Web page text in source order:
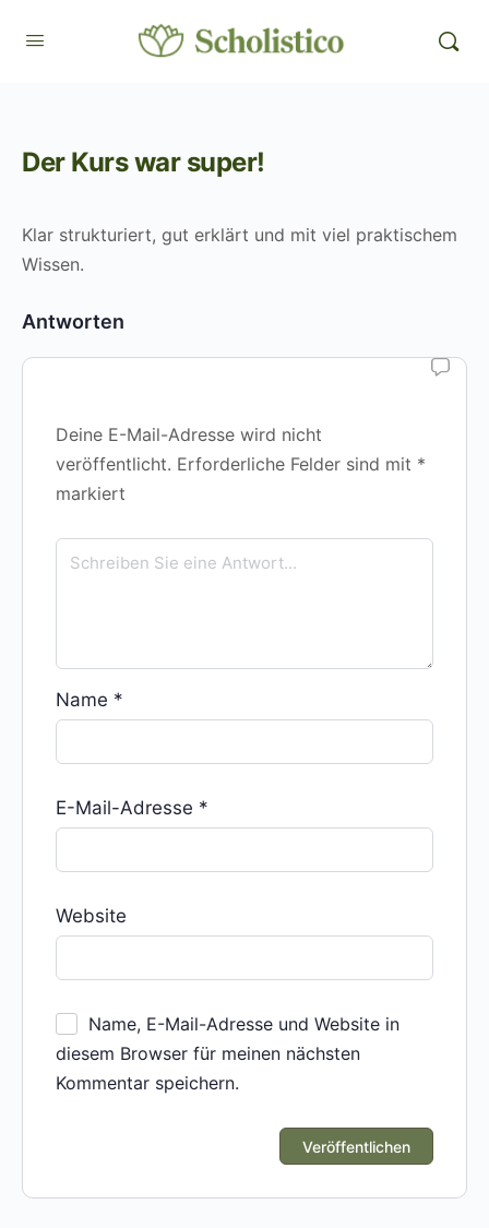
Der Kurs war super!
Klar strukturiert, gut erklärt und mit viel praktischem
Wissen.
Antworten
Deine E-Mail-Adresse wird nicht
veröffentlicht. Erforderliche Felder sind mit *
markiert
Name *
E-Mail-Adresse *
Website
Name, E-Mail-Adresse und Website in
diesem Browser für meinen nächsten
Kommentar speichern.